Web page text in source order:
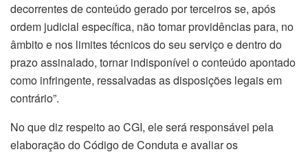
decorrentes de conteúdo gerado por terceiros se, após
ordem judicial específica, não tomar providências para, no
âmbito e nos limites técnicos do seu serviço e dentro do
prazo assinalado, tornar indisponível o conteúdo apontado
como infringente, ressalvadas as disposições legais em
contrário”.
No que diz respeito ao CGI, ele será responsável pela
elaboração do Código de Conduta e avaliar os